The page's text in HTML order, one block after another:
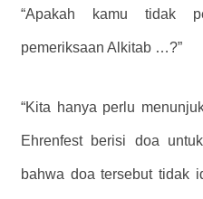
“Apakah kamu tidak
pemeriksaan Alkitab …?”
“Kita hanya perlu
Ehrenfest berisi doa
bahwa doa tersebut tidak